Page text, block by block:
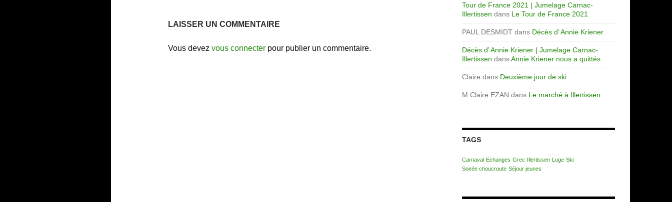
LAISSER UN COMMENTAIRE
Vous devez vous connecter pour publier un commentaire.
Tour de France 2021 | Jumelage Carnac-
Illertissen dans Le Tour de France 2021
PAUL DESMIDT dans Décès d’ Annie Kriener
Décès d’ Annie Kriener | Jumelage Carnac-
Illertissen dansAnnie Kriener nous a quittés
Claire dans Deuxième jour de ski
M Claire EZAN dans Le marché à Illertissen
TAGS
Carnaval Echanges Grec Illertissen Luge Ski
Soirée choucroute Séjour jeunes